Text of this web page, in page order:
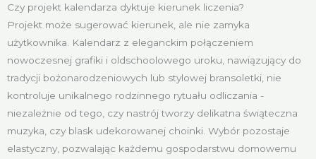
Czy projekt kalendarza dyktuje kierunek liczenia?
Projekt może sugerować kierunek, ale nie zamyka
użytkownika. Kalendarz z eleganckim połączeniem
nowoczesnej grafiki i oldschoolowego uroku, nawiązujący do
tradycji bożonarodzeniowych lub stylowej bransoletki, nie
kontroluje unikalnego rodzinnego rytuału odliczania -
niezależnie od tego, czy nastrój tworzy delikatna świąteczna
muzyka, czy blask udekorowanej choinki. Wybór pozostaje
elastyczny, pozwalając każdemu gospodarstwu domowemu